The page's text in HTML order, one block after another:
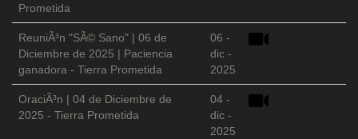
Prometida
ReuniÃ³n "SÃ© Sano" | 06 de
Diciembre de 2025 | Paciencia
ganadora - Tierra Prometida
06 -
dic -
2025
OraciÃ³n | 04 de Diciembre de
2025 - Tierra Prometida
04 -
dic -
2025